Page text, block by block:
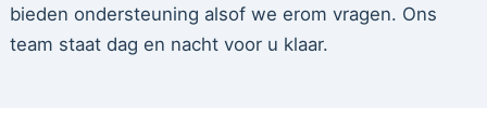
bieden ondersteuning alsof we erom vragen. Ons
team staat dag en nacht voor u klaar.